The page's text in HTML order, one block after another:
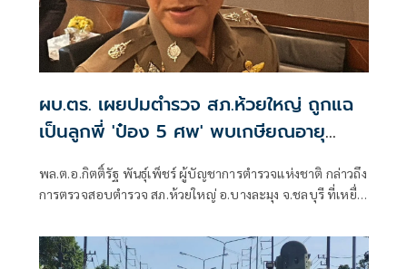
ผบ.ตร. เผยปมตำรวจ สภ.ห้วยใหญ่ ถูกแฉ
เป็นลูกพี่ 'ป๋อง 5 ศพ' พบเกษียณอายุ
ตั้งแต่ปี 57
พล.ต.อ.กิตติ์รัฐ พันธุ์เพ็ชร์ ผู้บัญชาการตำรวจแห่งชาติ กล่าวถึง
การตรวจสอบตำรวจ สภ.ห้วยใหญ่ อ.บางละมุง จ.ชลบุรี ที่เหยื่อ
มาระบุว่า นายป๋องเป็นเด็กเดินยาของตำรวจ สภ.ห้วยใหญ่